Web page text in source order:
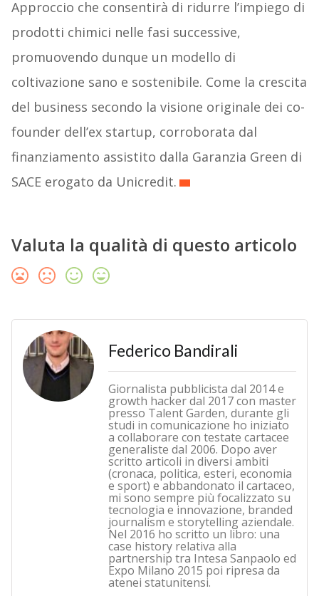
Approccio che consentirà di ridurre l’impiego di
prodotti chimici nelle fasi successive,
promuovendo dunque un modello di
coltivazione sano e sostenibile. Come la crescita
del business secondo la visione originale dei co-
founder dell’ex startup, corroborata dal
finanziamento assistito dalla Garanzia Green di
SACE erogato da Unicredit.
Valuta la qualità di questo articolo
Federico Bandirali
Giornalista pubblicista dal 2014 e
growth hacker dal 2017 con master
presso Talent Garden, durante gli
studi in comunicazione ho iniziato
a collaborare con testate cartacee
generaliste dal 2006. Dopo aver
scritto articoli in diversi ambiti
(cronaca, politica, esteri, economia
e sport) e abbandonato il cartaceo,
mi sono sempre più focalizzato su
tecnologia e innovazione, branded
journalism e storytelling aziendale.
Nel 2016 ho scritto un libro: una
case history relativa alla
partnership tra Intesa Sanpaolo ed
Expo Milano 2015 poi ripresa da
atenei statunitensi.